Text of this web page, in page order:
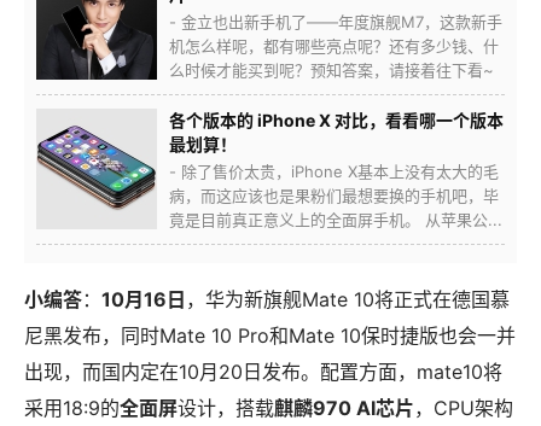
- 金立也出新手机了——年度旗舰M7，这款新手
机怎么样呢，都有哪些亮点呢？还有多少钱、什
么时候才能买到呢？预知答案，请接着往下看~
各个版本的 iPhone X 对比，看看哪一个版本
最划算！
- 除了售价太贵，iPhone X基本上没有太大的毛
病，而这应该也是果粉们最想要换的手机吧，毕
竟是目前真正意义上的全面屏手机。 从苹果公...
小编答： 10月16日 ，华为新旗舰Mate 10将正式在德国慕
尼黑发布，同时Mate 10 Pro和Mate 10保时捷版也会一并
出现，而国内定在10月20日发布。配置方面，mate10将
采用18:9的全面屏设计，搭载麒麟970 AI芯片，CPU架构